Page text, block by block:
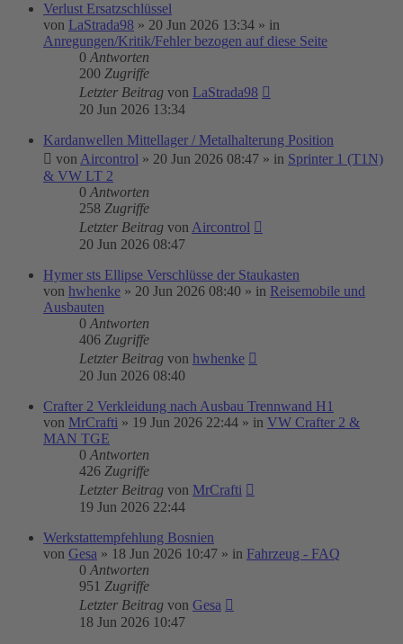
Verlust Ersatzschlüssel
von LaStrada98 » 20 Jun 2026 13:34 » in
Anregungen/Kritik/Fehler bezogen auf diese Seite
0 Antworten
200 Zugriffe
Letzter Beitrag von LaStrada98
20 Jun 2026 13:34
Kardanwellen Mittellager / Metalhalterung Position
von Aircontrol » 20 Jun 2026 08:47 » in Sprinter 1 (T1N)
& VW LT 2
0 Antworten
258 Zugriffe
Letzter Beitrag von Aircontrol
20 Jun 2026 08:47
Hymer sts Ellipse Verschlüsse der Staukasten
von hwhenke » 20 Jun 2026 08:40 » in Reisemobile und
Ausbauten
0 Antworten
406 Zugriffe
Letzter Beitrag von hwhenke
20 Jun 2026 08:40
Crafter 2 Verkleidung nach Ausbau Trennwand H1
von MrCrafti » 19 Jun 2026 22:44 » in VW Crafter 2 &
MAN TGE
0 Antworten
426 Zugriffe
Letzter Beitrag von MrCrafti
19 Jun 2026 22:44
Werkstattempfehlung Bosnien
von Gesa » 18 Jun 2026 10:47 » in Fahrzeug - FAQ
0 Antworten
951 Zugriffe
Letzter Beitrag von Gesa
18 Jun 2026 10:47